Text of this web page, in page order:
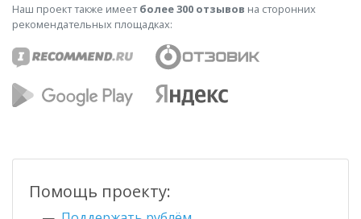
Наш проект также имеетболее 300 отзывов на сторонних
рекомендательных площадках:
Помощь проекту: